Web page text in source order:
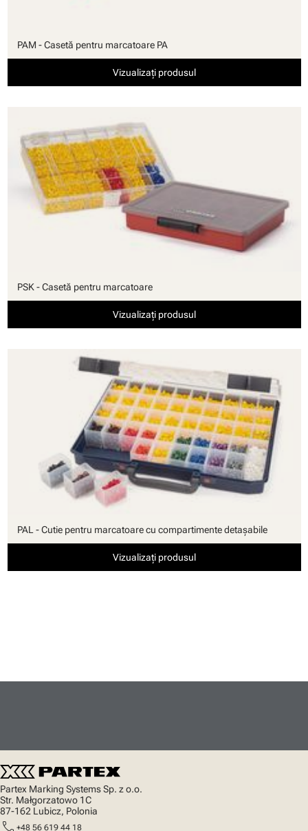
PAM - Casetă pentru marcatoare PA
Vizualizați produsul
PSK - Casetă pentru marcatoare
Vizualizați produsul
PAL - Cutie pentru marcatoare cu compartimente detaşabile
Vizualizați produsul
Partex Marking Systems Sp. z o.o.
Str. Małgorzatowo 1C
87-162 Lubicz, Polonia
call +48 56 619 44 18